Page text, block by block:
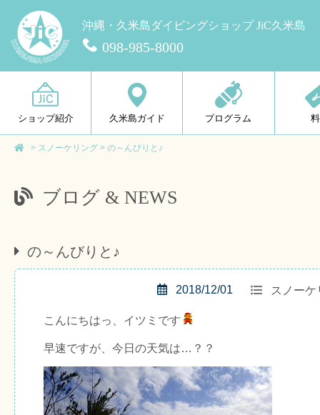
沖縄・久米島ダイビングショップ JiC久米島
098-985-8000
ショップ紹介 久米島ガイド プログラム
> スノーケリング > の～んびりと♪
ブログ & NEWS
の～んびりと♪
スノーケ
2018/12/01
こんにちはっ、イツミです
早速ですが、今日の天気は…？？